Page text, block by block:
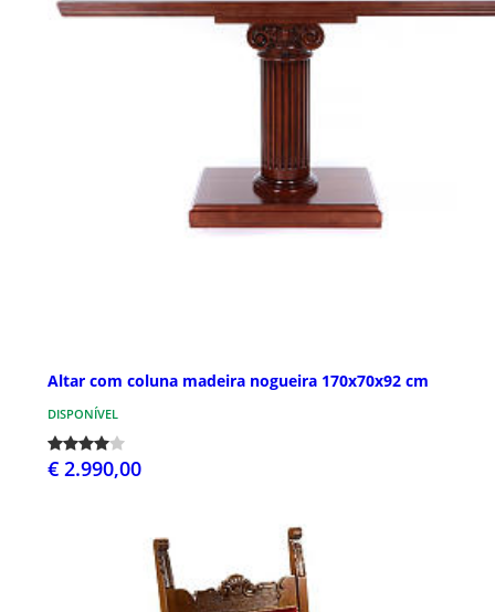
Altar com coluna madeira nogueira 170x70x92 cm
DISPONÍVEL
€ 2.990,00